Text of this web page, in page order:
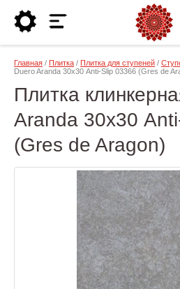
Главная / Плитка / Плитка для ступеней /
Duero Aranda 30х30 Anti-Slip 03366 (Gres de
Плитка
Aranda 30х30
(Gres de Aragon)